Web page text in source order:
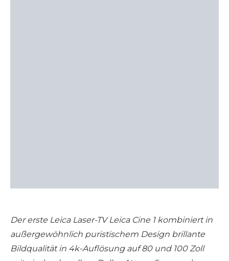
Der erste Leica Laser-TV Leica Cine 1 kombiniert in
außergewöhnlich puristischem Design brillante
Bildqualität in 4k-Auflösung auf 80 und 100 Zoll